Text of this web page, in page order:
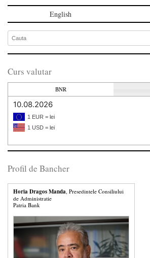
English
Curs valutar
BNR
10.08.2026
1 EUR = lei
1 USD = lei
Profil de Bancher
Horia Dragos Manda, Presedintele Consiliului
de Administratie
Patria Bank